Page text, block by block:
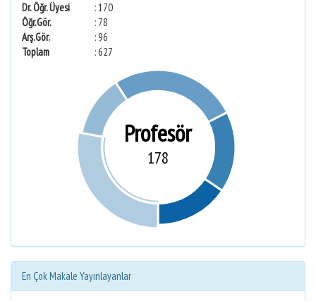
Dr. Öğr. Üyesi
: 170
Öğr.Gör.
: 78
Arş.Gör.
: 96
Toplam
: 627
Profesör
178
En Çok Makale Yayınlayanlar